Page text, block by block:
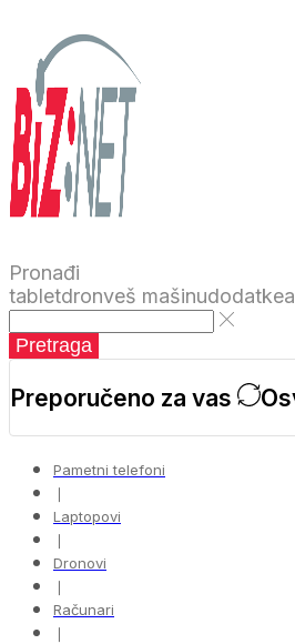
Pronađi
tabletdronveš mašinudodatke
Pretraga
Preporučeno za vas
Pametni telefoni
❘
Laptopovi
❘
Dronovi
❘
Računari
❘